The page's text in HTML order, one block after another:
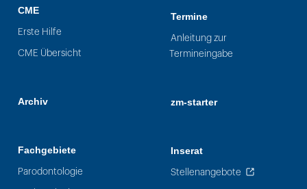
CME
Erste Hilfe
CME Übersicht
Archiv
Fachgebiete
Parodontologie
Termine
Anleitung zur
Termineingabe
zm-starter
Inserat
Stellenangebote